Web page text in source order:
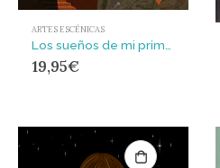
ARTES ESCÉNICAS
19,95€